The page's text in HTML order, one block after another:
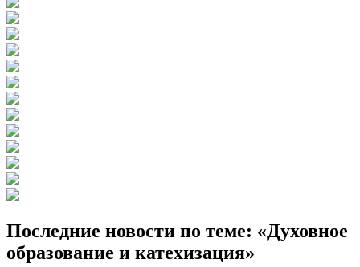
Последние новости по теме: «Духовное
образование и катехизация»